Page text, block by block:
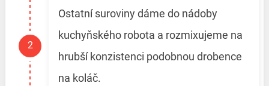
Ostatní suroviny dáme do nádoby
kuchyňského robota a rozmixujeme na
hrubší konzistenci podobnou drobence
na koláč.